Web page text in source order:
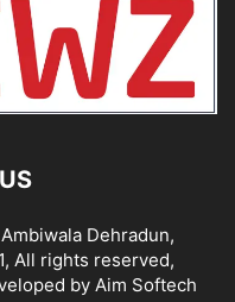
Dehradun,
All rights reserved,
by Aim Softech